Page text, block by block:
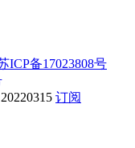
ICP备17023808号
订阅